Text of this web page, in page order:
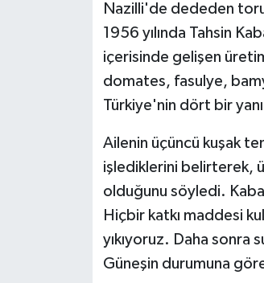
Nazilli'de dededen
1956 yılında Tahsin
içerisinde gelişen
domates, fasulye,
Türkiye'nin dört bir
Ailenin üçüncü kuşak
işlediklerini belirterek,
olduğunu söyledi.
Hiçbir katkı maddesi
yıkıyoruz. Daha sonra
Güneşin durumuna